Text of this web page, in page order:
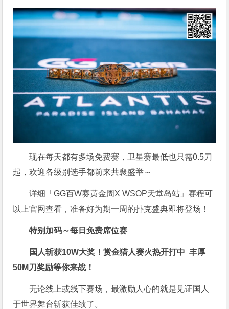
现在每天都有多场免费赛，卫星赛最低也只需0.5刀
起，欢迎各级别选手都前来共襄盛举～
详细「GG百W赛黄金周X WSOP天堂岛站」赛程可
以上官网查看，准备好为期一周的扑克盛典即将登场！
特别加码～每日免费席位赛
国人斩获10W大奖！赏金猎人赛火热开打中 丰厚
50M刀奖励等你来战！
无论线上或线下赛场，最激励人心的就是见证国人
于世界舞台斩获佳绩了。